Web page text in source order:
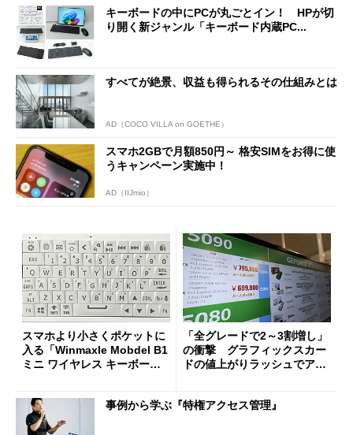
キーボードの中にPCが丸ごとイン！ HPが切
り開く新ジャンル「キーボード内蔵PC...
すべてが絶景、収益も得られるその仕組みとは
AD（COCO VILLA on GOETHE）
スマホ2GBで月額850円～ 格安SIMをお得に使
うキャンペーン実施中！
AD（IIJmio）
スマホより小さくポケットに
入る「Winmaxle Mobdel B1
ミニ ワイヤレス キーボー
「全グレードで2～3割増し」
の衝撃 グラフィックスカー
ドの値上がりラッシュでアキ
事例から学ぶ『特権アクセス管理』